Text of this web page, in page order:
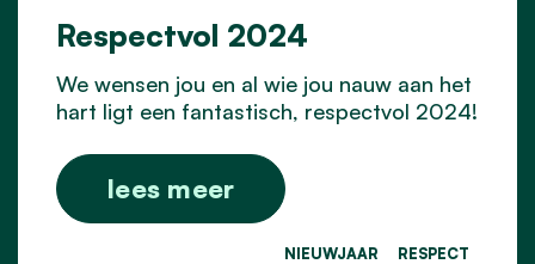
Respectvol 2024
We wensen jou en al wie jou nauw aan het
hart ligt een fantastisch, respectvol 2024!
lees meer
NIEUWJAAR RESPECT